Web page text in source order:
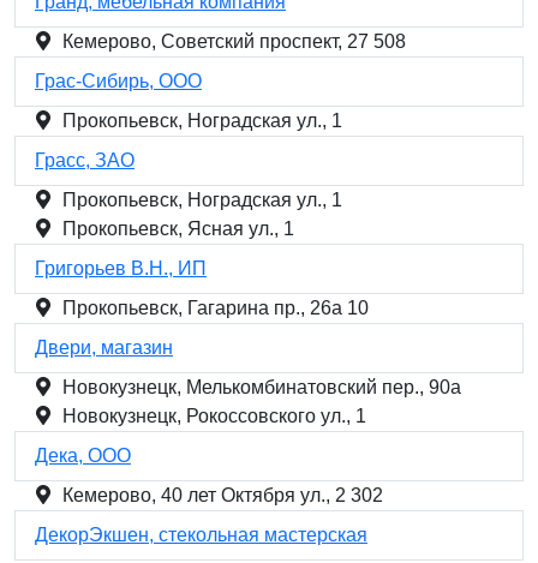
Кемерово, Советский проспект, 27 508
Грас-Сибирь, ООО
Прокопьевск, Ноградская ул., 1
Грасс, ЗАО
Прокопьевск, Ноградская ул., 1
Прокопьевск, Ясная ул., 1
Григорьев В.Н., ИП
Прокопьевск, Гагарина пр., 26а 10
Двери, магазин
Новокузнецк, Мелькомбинатовский пер., 90а
Новокузнецк, Рокоссовского ул., 1
Дека, ООО
Кемерово, 40 лет Октября ул., 2 302
ДекорЭкшен, стекольная мастерская